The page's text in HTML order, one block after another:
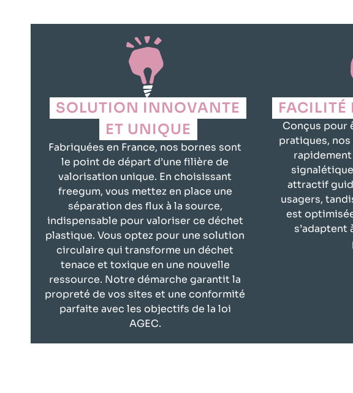
SOLUTION INNOVANTE
ET UNIQUE
Fabriquées en France, nos bornes sont
le point de départ d’une filière de
valorisation unique. En choisissant
freegum, vous mettez en place une
séparation des flux à la source,
indispensable pour valoriser ce déchet
plastique. Vous optez pour une solution
circulaire qui transforme un déchet
tenace et toxique en une nouvelle
ressource. Notre démarche garantit la
propreté de vos sites et une conformité
parfaite avec les objectifs de la loi
AGEC.
FACILITÉ
Conçus pour
pratiques,
attractif
usagers,
est
s’adaptent